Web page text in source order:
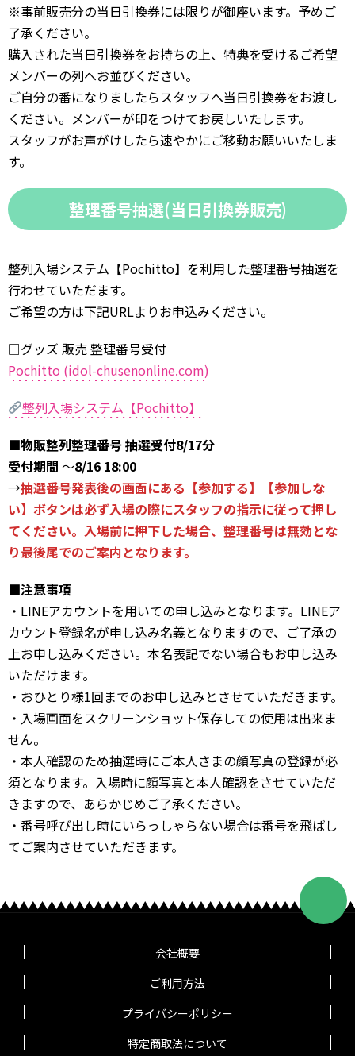
※事前販売分の当日引換券には限りが御座います。予めご
了承ください。
購入された当日引換券をお持ちの上、特典を受けるご希望
メンバーの列へお並びください。
ご自分の番になりましたらスタッフへ当日引換券をお渡し
ください。メンバーが印をつけてお戻しいたします。
スタッフがお声がけしたら速やかにご移動お願いいたしま
す。
整理番号抽選(当日引換券販売)
整列入場システム【Pochitto】を利用した整理番号抽選を
行わせていただます。
ご希望の方は下記URLよりお申込みください。
□グッズ 販売 整理番号受付
Pochitto (idol-chusenonline.com)
整列入場システム【Pochitto】
■物販整列整理番号 抽選受付8/17分
受付期間 ～8/16 18:00
→抽選番号発表後の画面にある【参加する】【参加しな
い】ボタンは必ず入場の際にスタッフの指示に従って押し
てください。入場前に押下した場合、整理番号は無効とな
り最後尾でのご案内となります。
■注意事項
・LINEアカウントを用いての申し込みとなります。LINEア
カウント登録名が申し込み名義となりますので、ご了承の
上お申し込みください。本名表記でない場合もお申し込み
いただけます。
・おひとり様1回までのお申し込みとさせていただきます。
・入場画面をスクリーンショット保存しての使用は出来ま
せん。
・本人確認のため抽選時にご本人さまの顔写真の登録が必
須となります。入場時に顔写真と本人確認をさせていただ
きますので、あらかじめご了承ください。
・番号呼び出し時にいらっしゃらない場合は番号を飛ばし
てご案内させていただきます。
会社概要
ご利用方法
プライバシーポリシー
特定商取法について